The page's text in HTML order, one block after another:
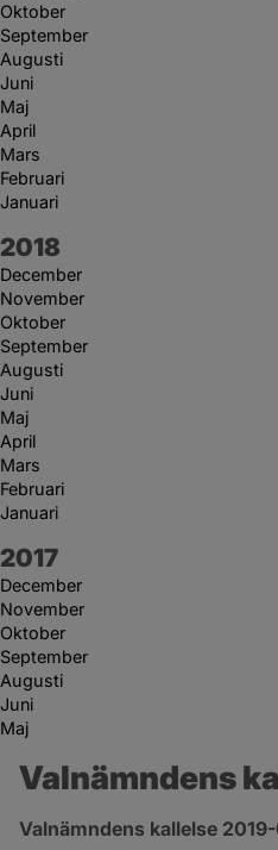
Oktober
September
Augusti
Juni
Maj
April
Mars
Februari
Januari
År:
2018
December
November
Oktober
September
Augusti
Juni
Maj
April
Mars
Februari
Januari
År:
2017
December
November
Oktober
September
Augusti
Juni
Maj
Valnämndens
Valnämndens kallelse